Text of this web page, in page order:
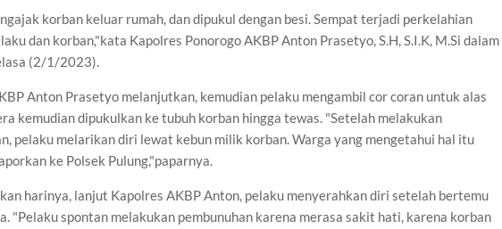
korban keluar rumah, dan dipukul dengan besi. Sempat terjadi perkelahian
dan korban,"kata Kapolres Ponorogo AKBP Anton Prasetyo, S.H, S.I.K, M.Si dalam
(2/1/2023).
Anton Prasetyo melanjutkan, kemudian pelaku mengambil cor coran untuk alas
kemudian dipukulkan ke tubuh korban hingga tewas. "Setelah melakukan
pelaku melarikan diri lewat kebun milik korban. Warga yang mengetahui hal itu
ke Polsek Pulung,"paparnya.
harinya, lanjut Kapolres AKBP Anton, pelaku menyerahkan diri setelah bertemu
"Pelaku spontan melakukan pembunuhan karena merasa sakit hati, karena korban